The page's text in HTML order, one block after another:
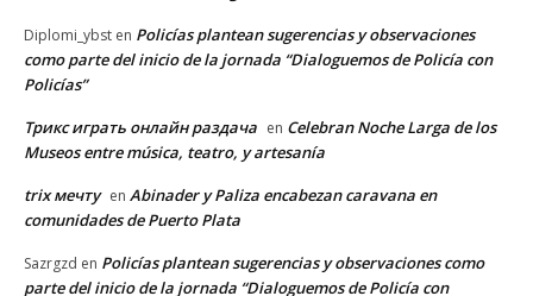
Diplomi_ybst en Policías plantean sugerencias y observaciones
como parte del inicio de la jornada “Dialoguemos de Policía con
Policías”
Трикс играть онлайн раздача en Celebran Noche Larga de los
Museos entre música, teatro, y artesanía
trix мечту en Abinader y Paliza encabezan caravana en
comunidades de Puerto Plata
Sazrgzd en Policías plantean sugerencias y observaciones como
parte del inicio de la jornada “Dialoguemos de Policía con